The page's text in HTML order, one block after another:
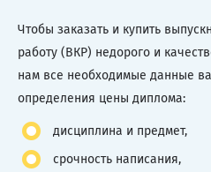
Чтобы заказать и купить
работу (ВКР) недорого и
нам все необходимые данные
определения цены диплома:
дисциплина и предмет,
срочность написания,